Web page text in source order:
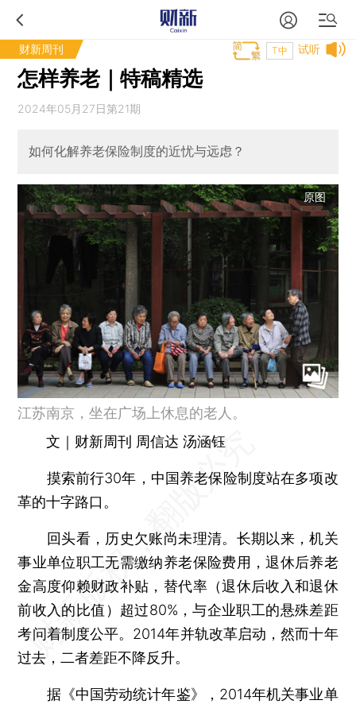
财新周刊 试听
T中
怎样养老｜特稿精选
2024年05月27日第21期
如何化解养老保险制度的近忧与远虑？
原图
江苏南京，坐在广场上休息的老人。
文｜财新周刊 周信达 汤涵钰
摸索前行30年，中国养老保险制度站在多项改
革的十字路口。
回头看，历史欠账尚未理清。长期以来，机关
事业单位职工无需缴纳养老保险费用，退休后养老
金高度仰赖财政补贴，替代率（退休后收入和退休
前收入的比值）超过80%，与企业职工的悬殊差距
考问着制度公平。2014年并轨改革启动，然而十年
过去，二者差距不降反升。
据《中国劳动统计年鉴》，2014年机关事业单